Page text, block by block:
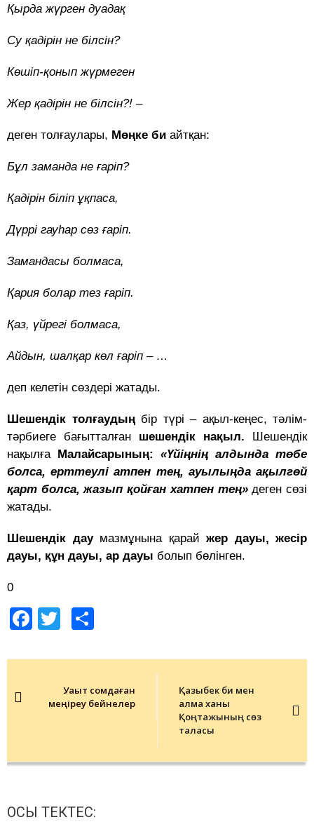
Қырда жүрген дуадақ
Су қадірін не білсін?
Көшіп-қонып жүрмеген
Жер қадірін не білсін?! –
деген толғаулары, Мөңке би айтқан:
Бұл заманда не ғаріп?
Қадірін біліп ұқпаса,
Дүррі гауһар сөз ғаріп.
Замандасы болмаса,
Қария болар тез ғаріп.
Қаз, үйрегі болмаса,
Айдын, шалқар көл ғаріп – …
деп келетін сөздері жатады.
Шешендік толғаудыңбір түрі – ақыл-кеңес, тәлім-
тәрбиеге бағытталған шешендік нақыл. Шешендік
нақылға
Малайсарының:
«Үйіңнің алдында төбе
болса, ерттеулі атпен тең, ауылыңда ақылгөй
қарт болса, жазып қойған хатпен тең»деген сөзі
жатады.
Шешендік даумазмұнына қарай жер дауы, жесір
дауы, құн дауы, ар дауы болып бөлінген.
0
Facebook
Twitter
navigationУақыт сомдаған
меңіреу бейнелер
Қазыбек би мен
қалмақ ханы
Қоңтажының сөз
таласы
ОСЫ ТЕКТЕС: